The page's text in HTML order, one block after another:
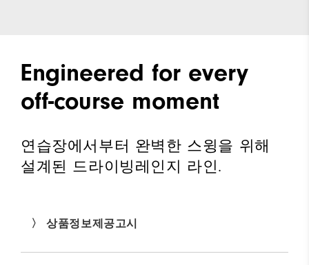
Engineered for every
off-course moment
연습장에서부터 완벽한 스윙을 위해
설계된 드라이빙레인지 라인.
〉 상품정보제공고시